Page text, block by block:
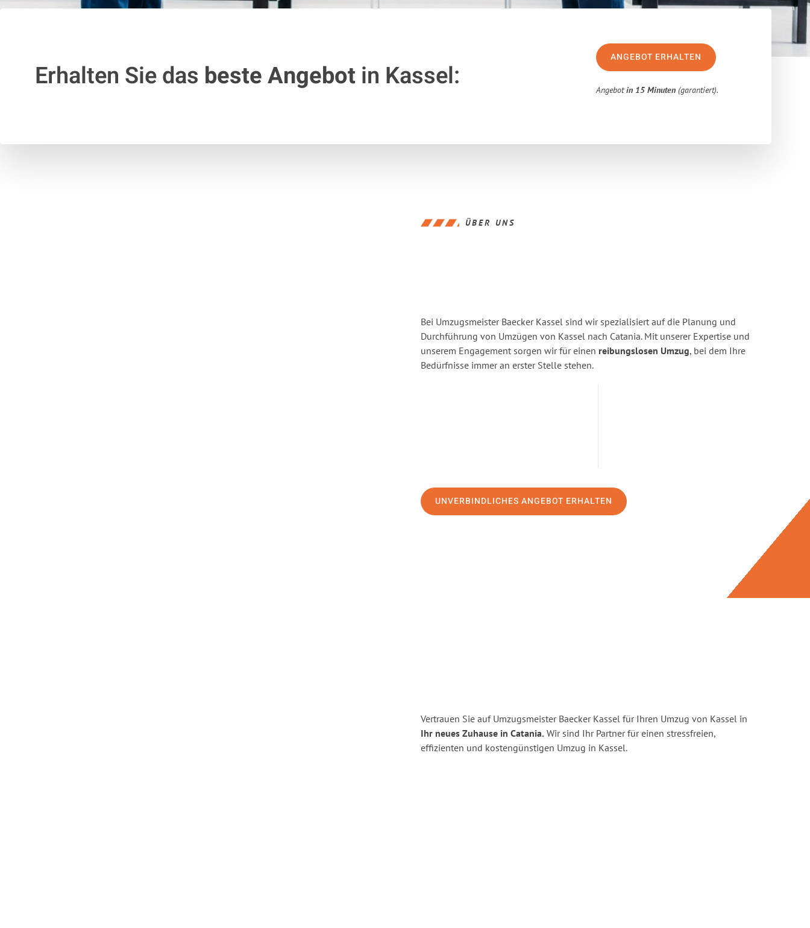
Erhalten Sie das beste Angebotin Kassel:
ANGEBOT ERHALTEN
Angebotin 15 Minuten (garantiert).
ÜBER UNS
Bei Umzugsmeister Baecker Kassel sind wir spezialisiert auf die Planung und
Durchführung von Umzügen von Kassel nach Catania. Mit unserer Expertise und
unserem Engagement sorgen wir für einen reibungslosen Umzug, bei dem Ihre
Bedürfnisse immer an erster Stelle stehen.
UNVERBINDLICHES ANGEBOT ERHALTEN
Vertrauen Sie auf Umzugsmeister Baecker Kassel für Ihren Umzug von Kassel in
Ihr neues Zuhause in Catania. Wir sind Ihr Partner für einen stressfreien,
effizienten und kostengünstigen Umzug in Kassel.